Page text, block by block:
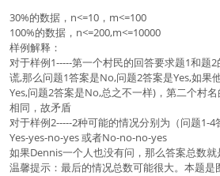
30%的数据，n<=10，m<=100
100%的数据，n<=200,m<=10000
样例解释：
对于样例1-----第一个村民的回答要求题1和题
谎,那么问题1答案是No,问题2答案是Yes,如果
Yes,问题2答案是No,总之不一样)，第二个村
相同，故矛盾
对于样例2-----2种可能的情况分别为（问题1-4
Yes-yes-no-yes 或者No-no-no-yes
如果Dennis一个人也没有问，那么答案总数就
温馨提示：最后的情况总数可能很大。本题是